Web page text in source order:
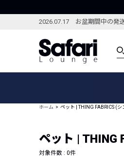
2026.07.17 お盆期間中の発
ブランドから探す
新着アイテム
編集部のおすすめアイテム
ホーム ペット | THING FABRICS (
ペット | THING
対象件数 : 0件